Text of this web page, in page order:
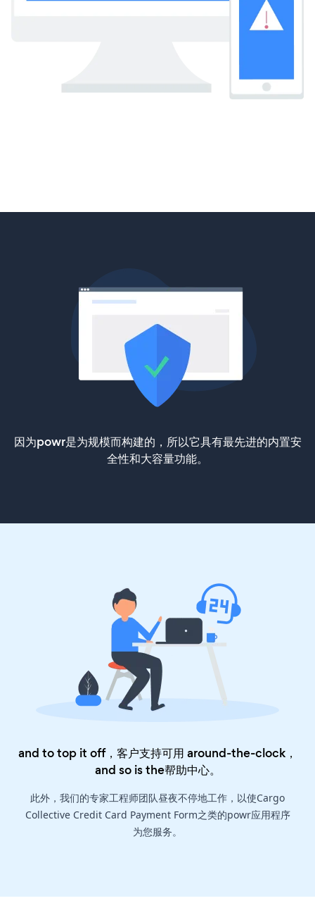
因为powr是为规模而构建的，所以它具有最先进的内置安
全性和大容量功能。
and to top it off，客户支持可用 around-the-clock，
and so is the帮助中心。
此外，我们的专家工程师团队昼夜不停地工作，以使Cargo
Collective Credit Card Payment Form之类的powr应用程序
为您服务。